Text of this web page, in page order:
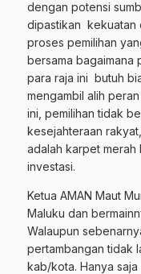
dengan potensi
dipastikan kekuatan
proses pemilihan
bersama bagaimana
para raja ini butuh
mengambil alih
ini, pemilihan tidak
kesejahteraan
adalah karpet
investasi.
Ketua AMAN Maut
Maluku dan
Walaupun
pertambangan tidak
kab/kota. Hanya